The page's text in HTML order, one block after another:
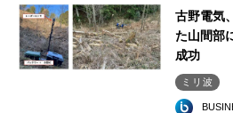
古野電気
た山間部
成功
ミリ波